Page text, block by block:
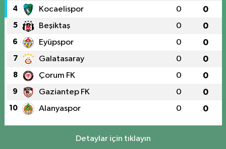
4 Kocaelispor 0 0
5 Beşiktaş 0 0
6 Eyüpspor 0 0
7 Galatasaray 0 0
8 Çorum FK 0 0
9 Gaziantep FK 0 0
10 Alanyaspor 0 0
Detaylar için tıklayın